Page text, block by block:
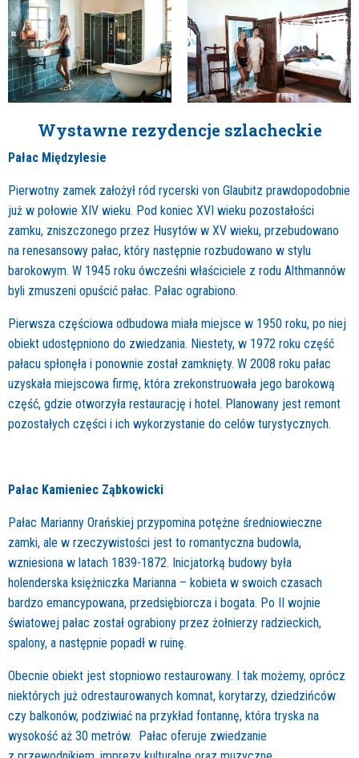
Wystawne rezydencje szlacheckie
Pałac Międzylesie
Pierwotny zamek założył ród rycerski von Glaubitz prawdopodobnie
już w połowie XIV wieku. Pod koniec XVI wieku pozostałości
zamku, zniszczonego przez Husytów w XV wieku, przebudowano
na renesansowy pałac, który następnie rozbudowano w stylu
barokowym. W 1945 roku ówcześni właściciele z rodu Althmannów
byli zmuszeni opuścić pałac. Pałac ograbiono.
Pierwsza częściowa odbudowa miała miejsce w 1950 roku, po niej
obiekt udostępniono do zwiedzania. Niestety, w 1972 roku część
pałacu spłonęła i ponownie został zamknięty. W 2008 roku pałac
uzyskała miejscowa firmę, która zrekonstruowała jego barokową
część, gdzie otworzyła restaurację i hotel. Planowany jest remont
pozostałych części i ich wykorzystanie do celów turystycznych.
Pałac Kamieniec Ząbkowicki
Pałac Marianny Orańskiej przypomina potężne średniowieczne
zamki, ale w rzeczywistości jest to romantyczna budowla,
wzniesiona w latach 1839-1872. Inicjatorką budowy była
holenderska księżniczka Marianna – kobieta w swoich czasach
bardzo emancypowana, przedsiębiorcza i bogata. Po II wojnie
światowej pałac został ograbiony przez żołnierzy radzieckich,
spalony, a następnie popadł w ruinę.
Obecnie obiekt jest stopniowo restaurowany. I tak możemy, oprócz
niektórych już odrestaurowanych komnat, korytarzy, dziedzińców
czy balkonów, podziwiać na przykład fontannę, która tryska na
wysokość aż 30 metrów. Pałac oferuje zwiedzanie